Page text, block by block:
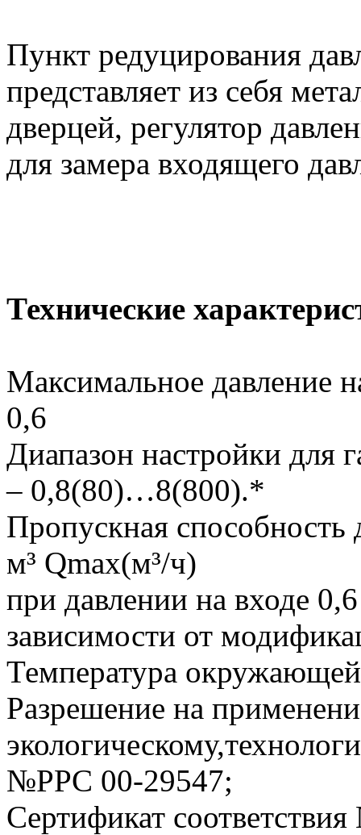
Пункт редуцирования
представляет из себя
дверцей, регулятор
для замера входящего
Технические
Максимальное давление
0,6
Диапазон настройки для
– 0,8(80)…8(800).*
Пропускная способность
м³ Qmax(м³/ч)
при давлении на входе
зависимости от
Температура
Разрешение на
№РРС 00-29547;
Сертификат